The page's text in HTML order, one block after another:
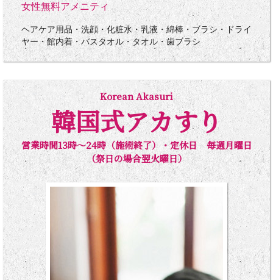
女性無料アメニティ
ヘアケア用品・洗顔・化粧水・乳液・綿棒・ブラシ・ドライ
ヤー・館内着・バスタオル・タオル・歯ブラシ
Korean Akasuri
韓国式アカすり
営業時間13時～24時（施術終了）・定休日 毎週月曜日
（祭日の場合翌火曜日）